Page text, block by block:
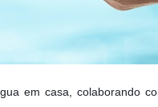
em casa, colaborando